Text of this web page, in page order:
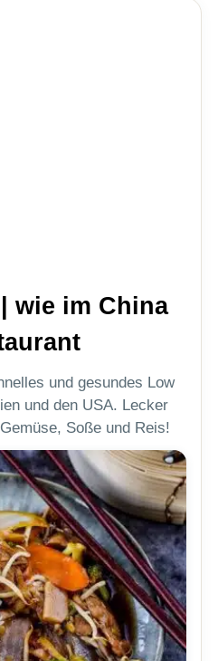
wie im China
und gesundes Low
und den USA. Lecker
Soße und Reis!